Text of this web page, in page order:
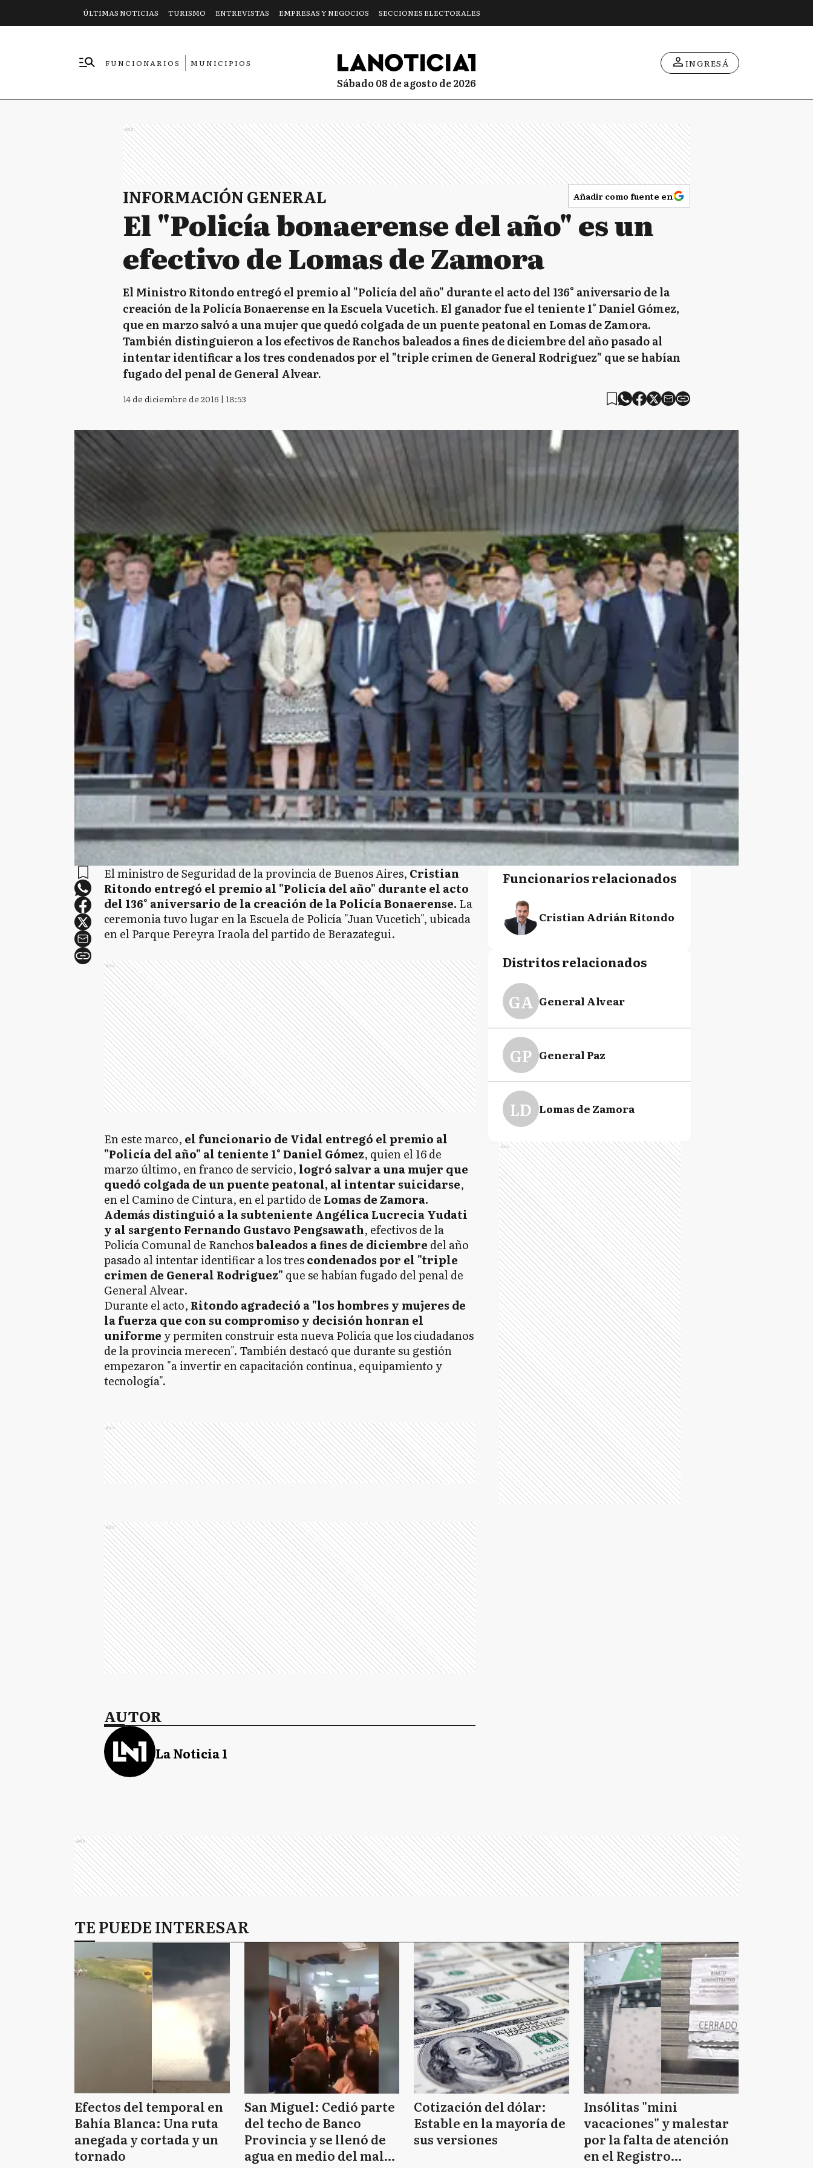
ÚLTIMAS NOTICIAS TURISMO ENTREVISTAS EMPRESAS Y NEGOCIOS SECCIONES ELECTORALES
FUNCIONARIOS
MUNICIPIOS
sábado 08 de agosto de 2026
INGRESÁ
Ads
INFORMACIÓN GENERAL Añadir como fuente en
El "Policía bonaerense del año" es un
efectivo de Lomas de Zamora
El Ministro Ritondo entregó el premio al "Policía del año" durante el acto del 136° aniversario de la
creación de la Policía Bonaerense en la Escuela Vucetich. El ganador fue el teniente 1° Daniel Gómez,
que en marzo salvó a una mujer que quedó colgada de un puente peatonal en Lomas de Zamora.
También distinguieron a los efectivos de Ranchos baleados a fines de diciembre del año pasado al
intentar identificar a los tres condenados por el "triple crimen de General Rodriguez" que se habían
fugado del penal de General Alvear.
14 de diciembre de 2016 | 18:53
El ministro de Seguridad de la provincia de Buenos Aires, Cristian
Ritondo entregó el premio al "Policía del año" durante el acto
del 136° aniversario de la creación de la Policía Bonaerense. La
ceremonia tuvo lugar en la Escuela de Policía "Juan Vucetich", ubicada
en el Parque Pereyra Iraola del partido de Berazategui.
Ads
En este marco, el funcionario de Vidal entregó el premio al
"Policía del año" al teniente 1° Daniel Gómez, quien el 16 de
marzo último, en franco de servicio, logró salvar a una mujer que
quedó colgada de un puente peatonal, al intentar suicidarse,
en el Camino de Cintura, en el partido de Lomas de Zamora.
Además distinguió a la subteniente Angélica Lucrecia Yudati
y al sargento Fernando Gustavo Pengsawath, efectivos de la
Policía Comunal de Ranchosbaleados a fines de diciembre del año
pasado al intentar identificar a los trescondenados por el "triple
crimen de General Rodriguez" que se habían fugado del penal de
General Alvear.
Durante el acto, Ritondo agradeció a "los hombres y mujeres de
la fuerza que con su compromiso y decisión honran el
uniforme y permiten construir esta nueva Policía que los ciudadanos
de la provincia merecen". También destacó que durante su gestión
empezaron "a invertir en capacitación continua, equipamiento y
tecnología".
Ads
Ads
AUTOR
La Noticia 1
Funcionarios relacionados
Cristian Adrián Ritondo
Distritos relacionados
GA General Alvear
GP General Paz
LD Lomas de Zamora
Ads
Ads
TE PUEDE INTERESAR
Efectos del temporal en
Bahía Blanca: Una ruta
anegada y cortada y un
tornado
San Miguel: Cedió parte
del techo de Banco
Provincia y se llenó de
agua en medio del mal
Cotización del dólar:
Estable en la mayoría de
sus versiones
Insólitas "mini
vacaciones" y malestar
por la falta de atención
en el Registro